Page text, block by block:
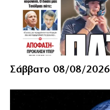
Σάββατο 08/08/2026